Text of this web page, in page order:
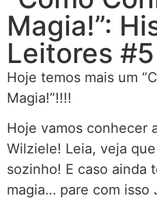
Magia!”:
Leitores #5
Hoje temos mais um
Magia!”!!!!
Hoje vamos conhecer
Wilziele! Leia, veja
sozinho! E caso ainda
magia… pare com isso